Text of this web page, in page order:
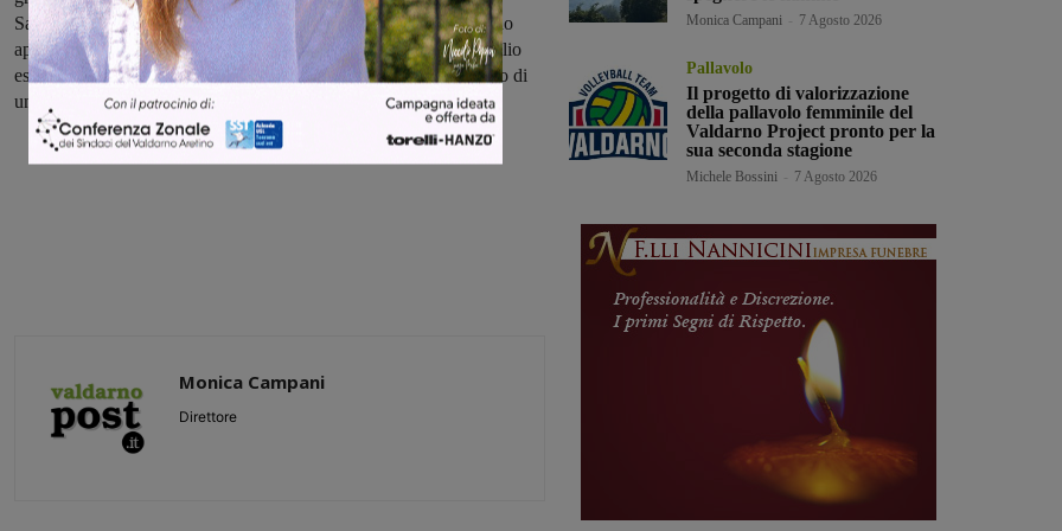
Sangiovannesi – Lega Salvini Premier – Movimento 5 stelle hanno
aperto nuovi percorsi di collaborazione e da Presidente del consiglio
esprimo verso loro la mia gratitudine con l’auspicio che sia l’inizio di
una nuova stagione di dialogo".
Monica Campani
Direttore
Monica Campani 7 Agosto 2026
Pallavolo
Il progetto di valorizzazione
della pallavolo femminile del
Valdarno Project pronto per la
sua seconda stagione
Michele Bossini 7 Agosto 2026